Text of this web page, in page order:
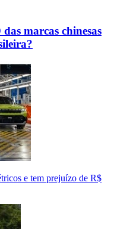
marcas chinesas
e tem prejuízo de R$